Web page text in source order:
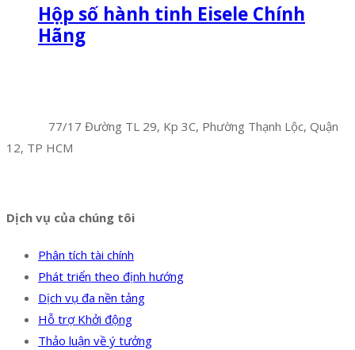
Hộp số hành tinh Eisele Chính
Hãng
77/17 Đường TL 29, Kp 3C, Phường Thạnh Lộc, Quận
12, TP HCM
Dịch vụ của chúng tôi
Phân tích tài chính
Phát triển theo định hướng
Dịch vụ đa nền tảng
Hỗ trợ Khởi động
Thảo luận về ý tưởng